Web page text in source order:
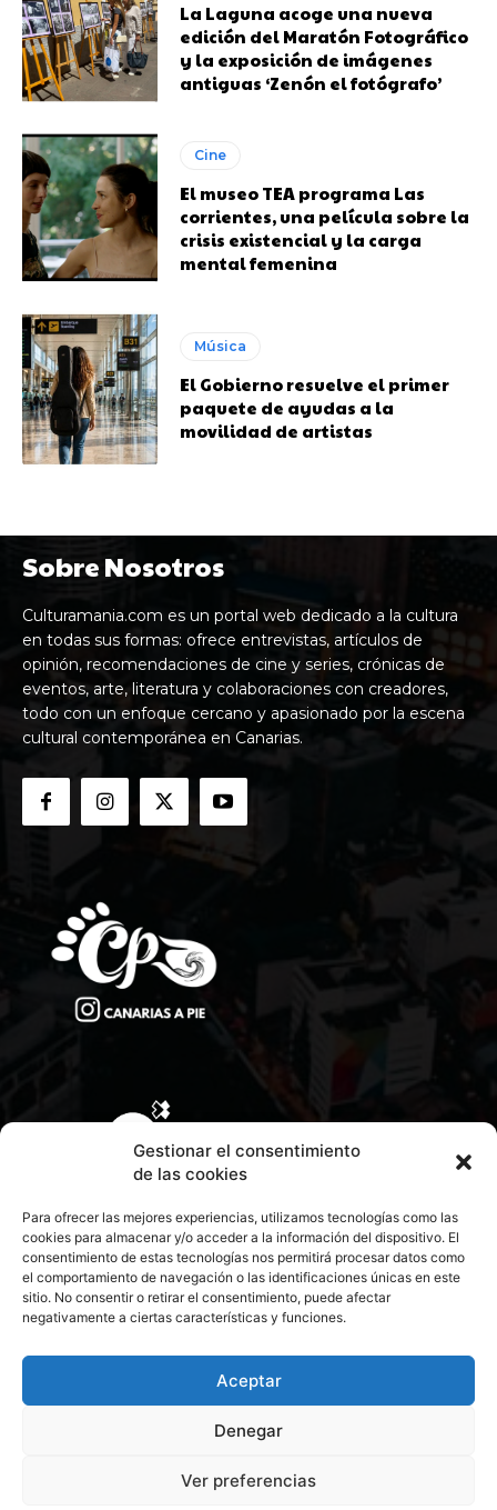
Gestionar el consentimiento
de las cookies
Para ofrecer las mejores experiencias, utilizamos tecnologías como las
cookies para almacenar y/o acceder a la información del dispositivo. El
consentimiento de estas tecnologías nos permitirá procesar datos como
el comportamiento de navegación o las identificaciones únicas en este
sitio. No consentir o retirar el consentimiento, puede afectar
negativamente a ciertas características y funciones.
Aceptar
Denegar
Ver preferencias
La Laguna acoge una nueva
edición del Maratón Fotográfico
y la exposición de imágenes
antiguas ‘Zenón el fotógrafo’
Cine
El museo TEA programa Las
corrientes, una película sobre la
crisis existencial y la carga
mental femenina
Música
El Gobierno resuelve el primer
paquete de ayudas a la
movilidad de artistas
Sobre Nosotros
Culturamania.com es un portal web dedicado a la cultura
en todas sus formas: ofrece entrevistas, artículos de
opinión, recomendaciones de cine y series, crónicas de
eventos, arte, literatura y colaboraciones con creadores,
todo con un enfoque cercano y apasionado por la escena
cultural contemporánea en Canarias.
CONTACTA CON NOSOTROS